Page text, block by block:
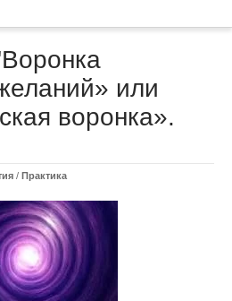
или
воронка».
/ Практикa